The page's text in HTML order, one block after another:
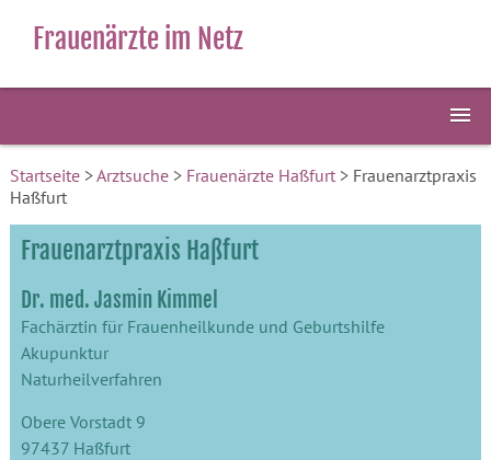
Frauenärzte im Netz
Startseite>Arztsuche> Frauenärzte Haßfurt> Frauenarztpraxis
Haßfurt
Frauenarztpraxis Haßfurt
Dr. med. Jasmin Kimmel
Fachärztin für Frauenheilkunde und Geburtshilfe
Akupunktur
Naturheilverfahren
Obere Vorstadt 9
97437 Haßfurt